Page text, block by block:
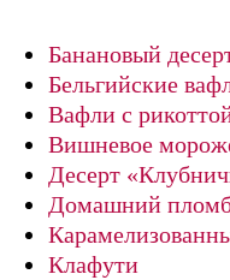
Банановый
Бельгийские
Вафли с
Вишневое
Десерт
Домашний
Клафути